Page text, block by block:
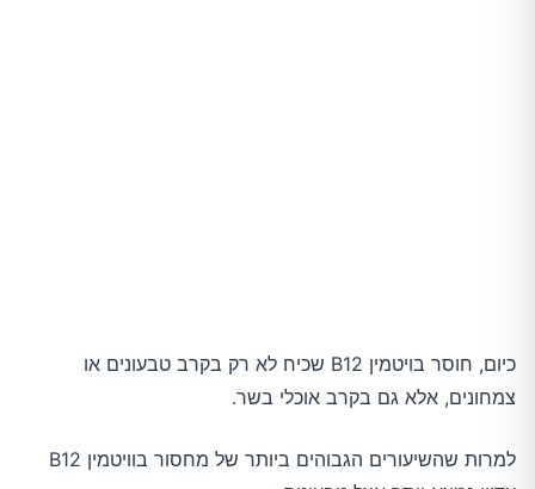
14.כבד בקר
15.ספירולינה
כיום, חוסר בויטמין B12 שכיח לא רק בקרב טבעונים או
צמחונים, אלא גם בקרב אוכלי בשר.
למרות שהשיעורים הגבוהים ביותר של מחסור בוויטמין B12